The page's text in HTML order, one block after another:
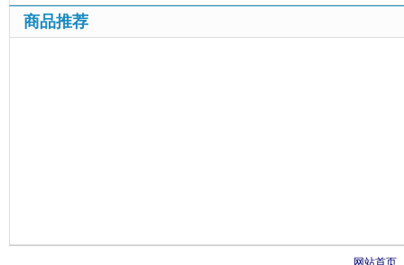
商品推荐